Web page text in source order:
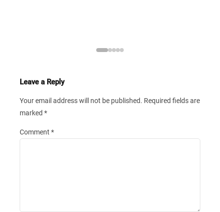
Leave a Reply
Your email address will not be published. Required fields are
marked *
Comment *